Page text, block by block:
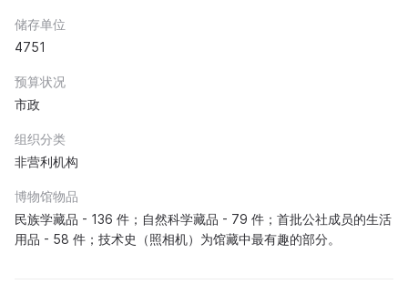
储存单位
4751
预算状况
市政
组织分类
非营利机构
博物馆物品
民族学藏品 - 136 件；自然科学藏品 - 79 件；首批公社成员的生活
用品 - 58 件；技术史（照相机）为馆藏中最有趣的部分。